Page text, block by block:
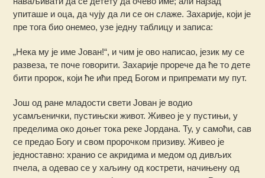
упиташе и оца, да чују да ли се он слаже. Захарије, који је
пре тога био онемео, узе једну таблицу и записа:
„Нека му је име Јован!“, и чим је ово написао, језик му се
развеза, те поче говорити. Захарије прорече да ће то дете
бити пророк, који ће ићи пред Богом и припремати му пут.
Још од ране младости свети Јован је водио
усамљенички, пустињски живот. Живео је у пустињи, у
пределима око доњег тока реке Јордана. Ту, у самоћи, сав
се предао Богу и свом пророчком призиву. Живео је
једноставно: хранио се акридима и медом од дивљих
пчела, а одевао се у хаљину од кострети, начињену од